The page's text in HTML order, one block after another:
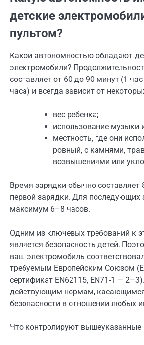
детские
пультом?
Какой автономностью обладают
электромобили?
составляет от 60 до 90 минут (1
часа) и всегда зависит от
вес ребенка;
использование музыки
местность, где они
ровный, с камнями,
возвышениями или
Время зарядки обычно составляет
первой зарядки. Для последующих
максимум 6–8 часов.
Одним из ключевых требований к
является безопасность детей.
ваш электромобиль
требуемым Европейским Союзом
сертификат EN62115, EN71-1 —
действующим нормам,
безопасности в отношении любых
Что контролируют вышеуказанные